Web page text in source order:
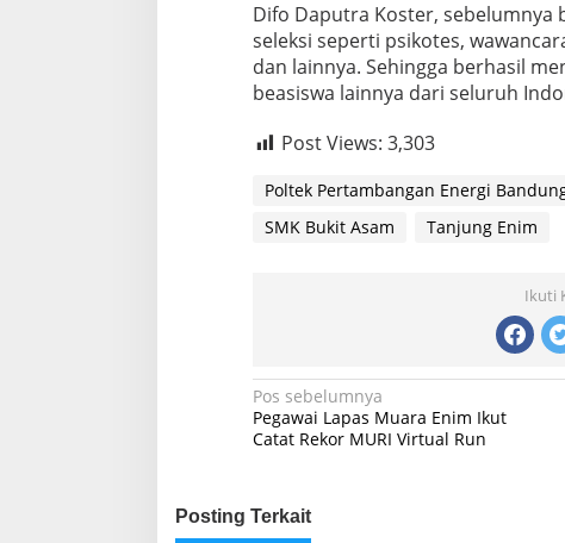
Difo Daputra Koster, sebelumnya
seleksi seperti psikotes,
dan lainnya. Sehingga berhasil
beasiswa lainnya dari seluruh
Post Views: 3,303
Poltek Pertambangan Energi
SMK Bukit Asam
Tanjung Enim
Ikuti
Navigasi
pos
Pos sebelumnya
Pegawai Lapas Muara Enim Ikut
Catat Rekor MURI Virtual Run
Posting Terkait